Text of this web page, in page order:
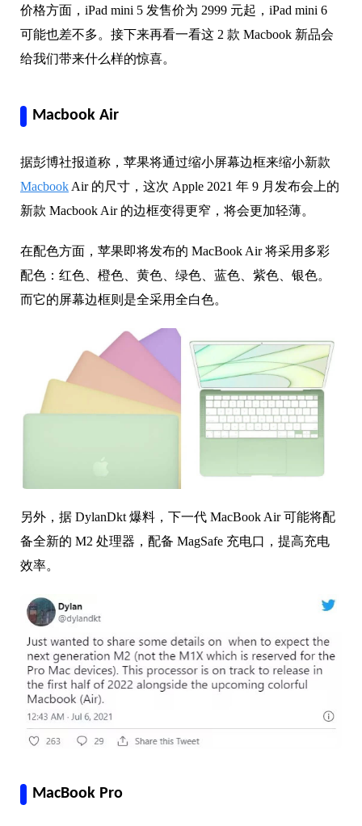
价格方面，iPad mini 5 发售价为 2999 元起，iPad mini 6
可能也差不多。接下来再看一看这 2 款 Macbook 新品会
给我们带来什么样的惊喜。
Macbook Air
据彭博社报道称，苹果将通过缩小屏幕边框来缩小新款
Macbook Air 的尺寸，这次 Apple 2021 年 9 月发布会上的
新款 Macbook Air 的边框变得更窄，将会更加轻薄。
在配色方面，苹果即将发布的 MacBook Air 将采用多彩
配色：红色、橙色、黄色、绿色、蓝色、紫色、银色。
而它的屏幕边框则是全采用全白色。
另外，据 DylanDkt 爆料，下一代 MacBook Air 可能将配
备全新的 M2 处理器，配备 MagSafe 充电口，提高充电
效率。
MacBook Pro